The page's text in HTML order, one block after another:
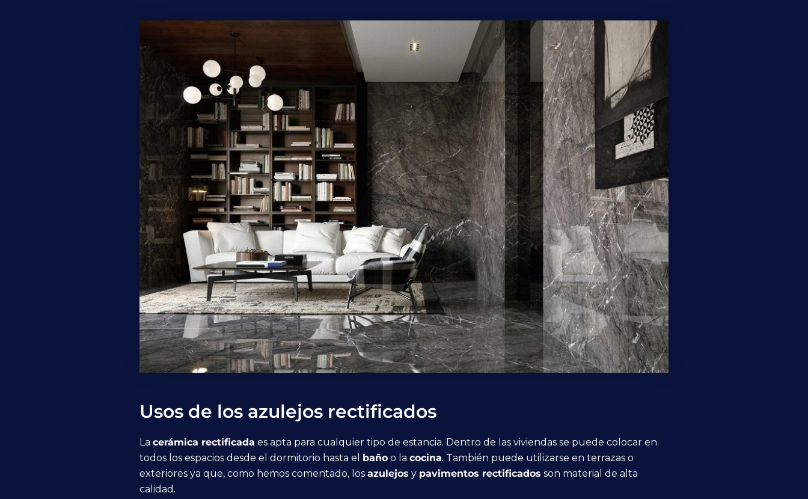
Usos de los azulejos rectificados
La cerámica rectificada es apta para cualquier tipo de estancia. Dentro de las viviendas se puede colocar en
todos los espacios desde el dormitorio hasta el baño o la cocina. También puede utilizarse en terrazas o
exteriores ya que, como hemos comentado, los azulejos y pavimentos rectificados son material de alta
calidad.